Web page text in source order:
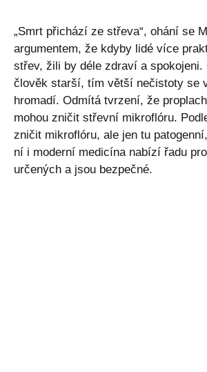
„Smrt přichází ze střeva“, ohání se
argumentem, že kdyby lidé více
střev, žili by déle zdraví a spokojeni.
člověk starší, tím větší nečistoty se
hromadí. Odmítá tvrzení, že
mohou zničit střevní mikroflóru.
zničit mikroflóru, ale jen tu
ní i moderní medicína nabízí řadu
určených a jsou bezpečné.